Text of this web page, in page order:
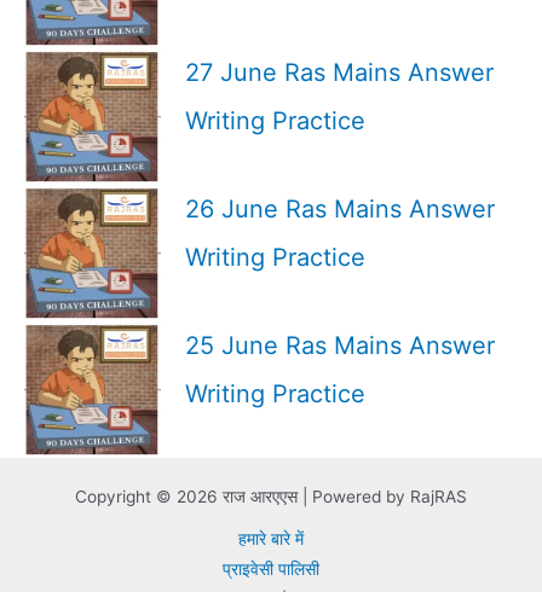
27 June Ras Mains Answer
Writing Practice
26 June Ras Mains Answer
Writing Practice
25 June Ras Mains Answer
Writing Practice
Copyright © 2026 राज आरएएस | Powered by RajRAS
हमारे बारे में
प्राइवेसी पालिसी